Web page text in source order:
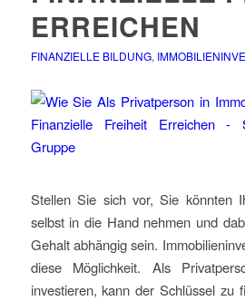
ERREICHEN
FINANZIELLE BILDUNG,
Stellen Sie sich vor, Sie könnten
selbst in die Hand nehmen und
Gehalt abhängig sein.
diese Möglichkeit. Als
investieren, kann der Schlüssel zu